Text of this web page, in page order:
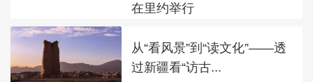
在里约举行
从“看风景”到“读文化”——透
过新疆看“访古...